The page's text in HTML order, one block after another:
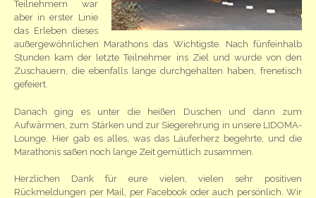
Teilnehmern war
aber in erster Linie
das Erleben dieses
außergewöhnlichen Marathons das Wichtigste. Nach fünfeinhalb
Stunden kam der letzte Teilnehmer ins Ziel und wurde von den
Zuschauern, die ebenfalls lange durchgehalten haben, frenetisch
gefeiert.
Danach ging es unter die heißen Duschen und dann zum
Aufwärmen, zum Stärken und zur Siegerehrung in unsere LIDOMA-
Lounge. Hier gab es alles, was das Läuferherz begehrte, und die
Marathonis saßen noch lange Zeit gemütlich zusammen.
Herzlichen Dank für eure vielen, vielen sehr positiven
Rückmeldungen per Mail, per Facebook oder auch persönlich. Wir